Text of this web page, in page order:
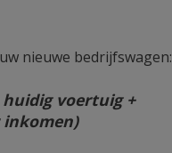
nieuwe bedrijfswagen:
voertuig +